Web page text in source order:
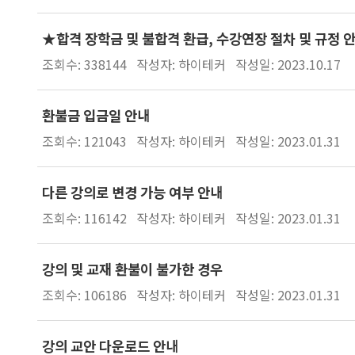
★합격 장학금 및 불합격 환급, 수강연장 절차 및 규정
조회수: 338144 작성자: 하이테커 작성일: 2023.10.17
환불금 입금일 안내
조회수: 121043 작성자: 하이테커 작성일: 2023.01.31
다른 강의로 변경 가능 여부 안내
조회수: 116142 작성자: 하이테커 작성일: 2023.01.31
강의 및 교재 환불이 불가한 경우
조회수: 106186 작성자: 하이테커 작성일: 2023.01.31
강의 교안 다운로드 안내